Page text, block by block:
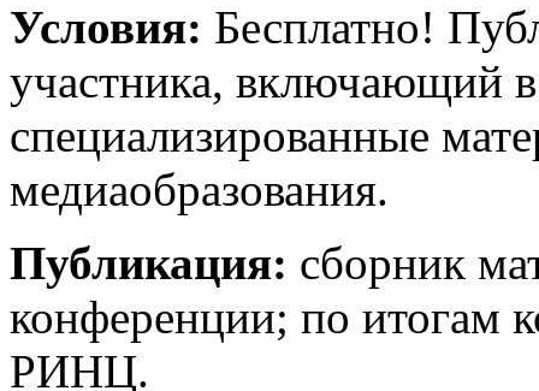
Условия: Бесплатно!
участника, включающий
специализированные
медиаобразования.
Публикация: сборник
конференции; по
РИНЦ.